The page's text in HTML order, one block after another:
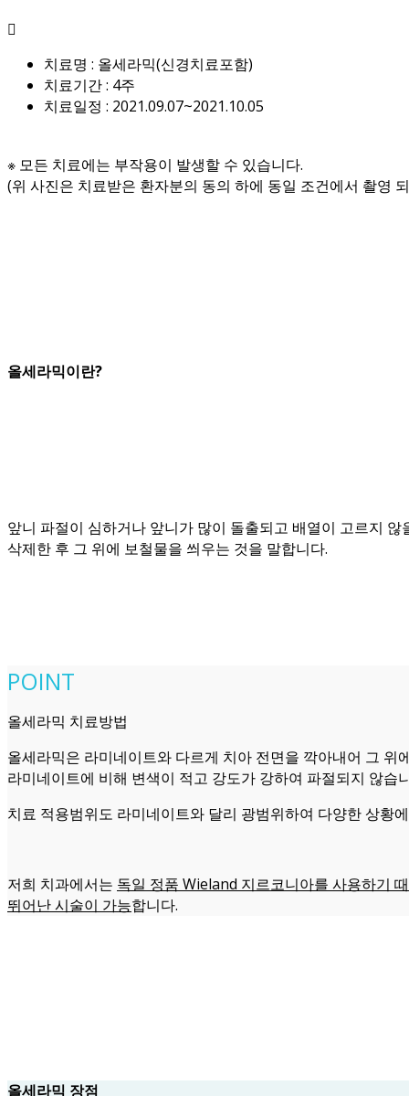
치료명 : 올세라믹(신경치료포함)
치료기간 : 4주
치료일정 : 2021.09.07~2021.10.05
※ 모든 치료에는 부작용이 발생할 수 있습니다.
(위 사진은 치료받은 환자분의 동의 하에 동일 조건에서 촬영
올세라믹이란?
앞니 파절이 심하거나 앞니가 많이 돌출되고 배열이 고르지 않
삭제한 후 그 위에 보철물을 씌우는 것을 말합니다.
POINT
올세라믹 치료방법
올세라믹은 라미네이트와 다르게 치아 전면을 깍아내어 그 위
라미네이트에 비해 변색이 적고 강도가 강하여 파절되지 않습
치료 적용범위도 라미네이트와 달리 광범위하여 다양한 상황
저희 치과에서는 독일 정품 Wieland 지르코니아를 사용하기
뛰어난 시술이 가능합니다.
올세라믹 장점